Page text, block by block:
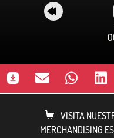
VISITA
MERCHANDISING